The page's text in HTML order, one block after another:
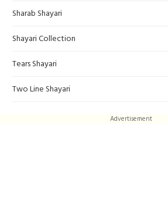
Sharab Shayari
Shayari Collection
Tears Shayari
Two Line Shayari
Advertisement